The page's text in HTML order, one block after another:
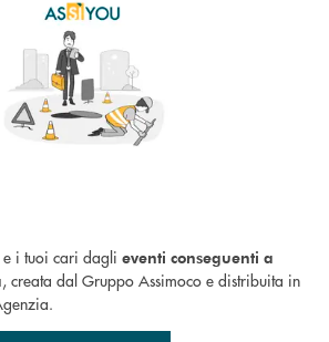
e i tuoi cari dagli eventi conseguenti a
, creata dal Gruppo Assimoco e distribuita in